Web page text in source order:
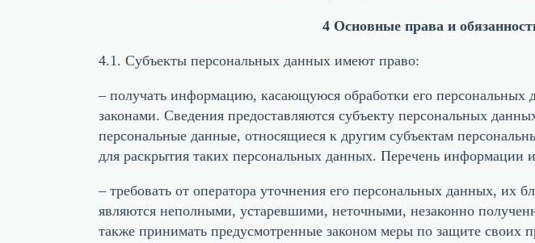
4 Основные права и
4.1. Субъекты персональных данных имеют право:
– получать информацию, касающуюся обработки его
законами. Сведения предоставляются субъекту персональных
персональные данные, относящиеся к другим субъектам
для раскрытия таких персональных данных. Перечень информации
– требовать от оператора уточнения его персональных данных, их
являются неполными, устаревшими, неточными, незаконно
также принимать предусмотренные законом меры по защите своих